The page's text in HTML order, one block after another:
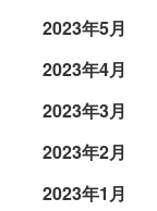
2023年5月
2023年4月
2023年3月
2023年2月
2023年1月